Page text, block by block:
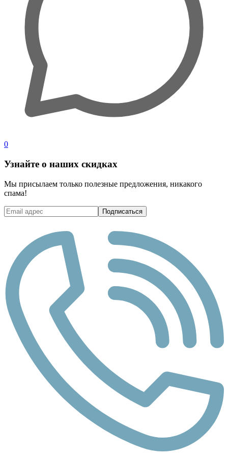
0
Узнайте о наших скидках
Мы присылаем только полезные предложения, никакого
спама!
Подписаться